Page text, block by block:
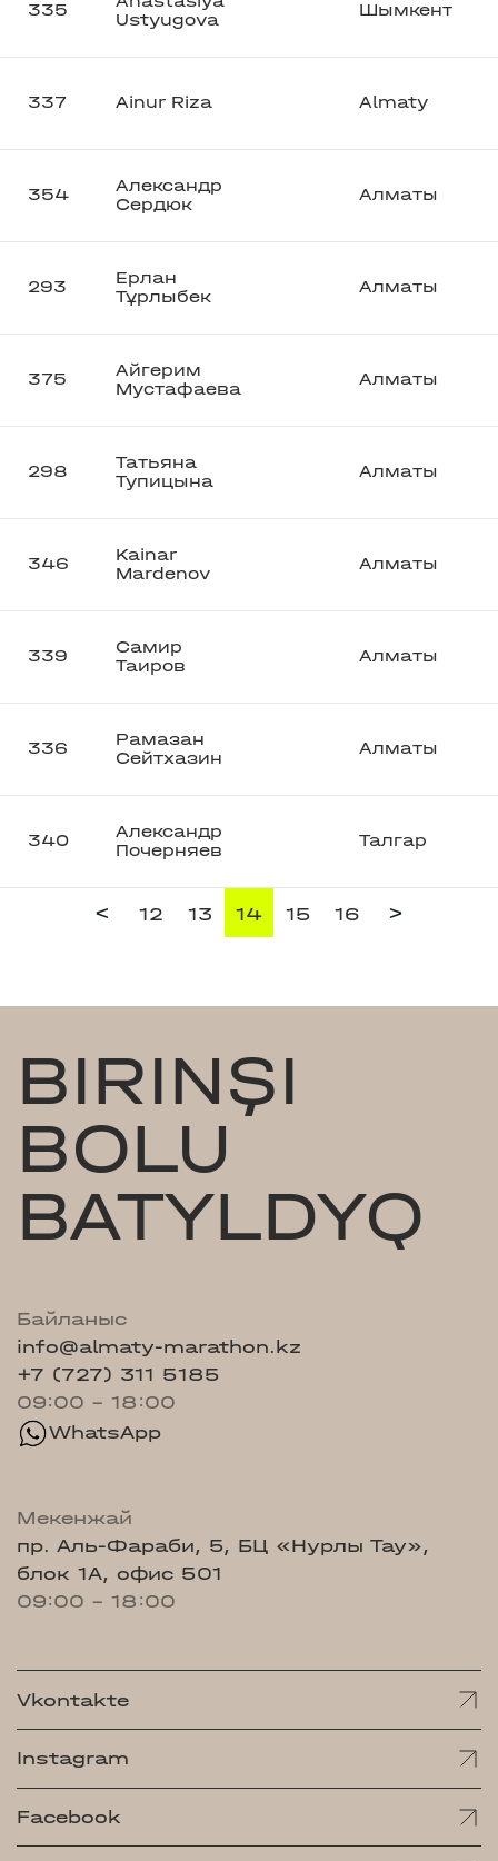
335
Ustyugova
Шымкент
337 Ainur Riza Almaty
354
Александр
Сердюк
Алматы
293
Ерлан
Тұрлыбек
Алматы
375
Айгерим
Мустафаева
Алматы
298
Татьяна
Тупицына
Алматы
346
Kainar
Mardenov
Алматы
339
Самир
Таиров
Алматы
336
Рамазан
Сейтхазин
Алматы
340
Александр
Почерняев
Талгар
< 12 13 14 15 16 >
BIRINŞI
BOLU
BATYLDYQ
Байланыс
info@almaty-marathon.kz
+7 (727) 311 5185
09:00 - 18:00
WhatsApp
Мекенжай
пр. Аль-Фараби, 5, БЦ «Нурлы Тау»,
блок 1А, офис 501
09:00 - 18:00
Vkontakte
Instagram
Facebook